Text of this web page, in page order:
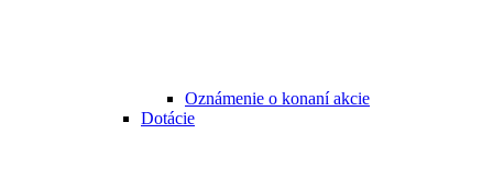
Oznámenie o konaní akcie
Dotácie